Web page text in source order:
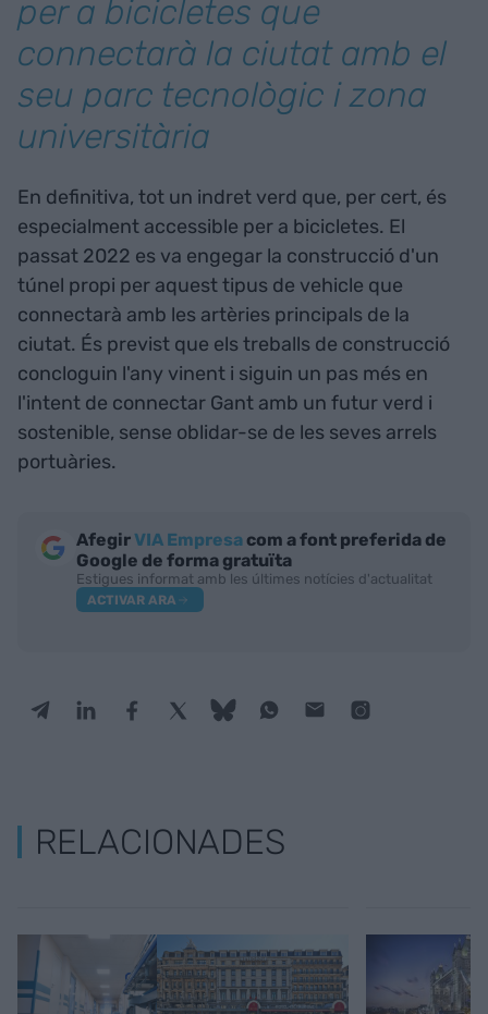
per a bicicletes que
connectarà la ciutat amb el
seu parc tecnològic i zona
universitària
En definitiva, tot un indret verd que, per cert, és
especialment accessible per a bicicletes. El
passat 2022 es va engegar la construcció d'un
túnel propi per aquest tipus de vehicle que
connectarà amb les artèries principals de la
ciutat. És previst que els treballs de construcció
concloguin l'any vinent i siguin un pas més en
l'intent de connectar Gant amb un futur verd i
sostenible, sense oblidar-se de les seves arrels
portuàries.
AfegirVIA Empresa com a font preferida de
Google de forma gratuïta
Estigues informat amb les últimes notícies d'actualitat
ACTIVAR ARA
RELACIONADES